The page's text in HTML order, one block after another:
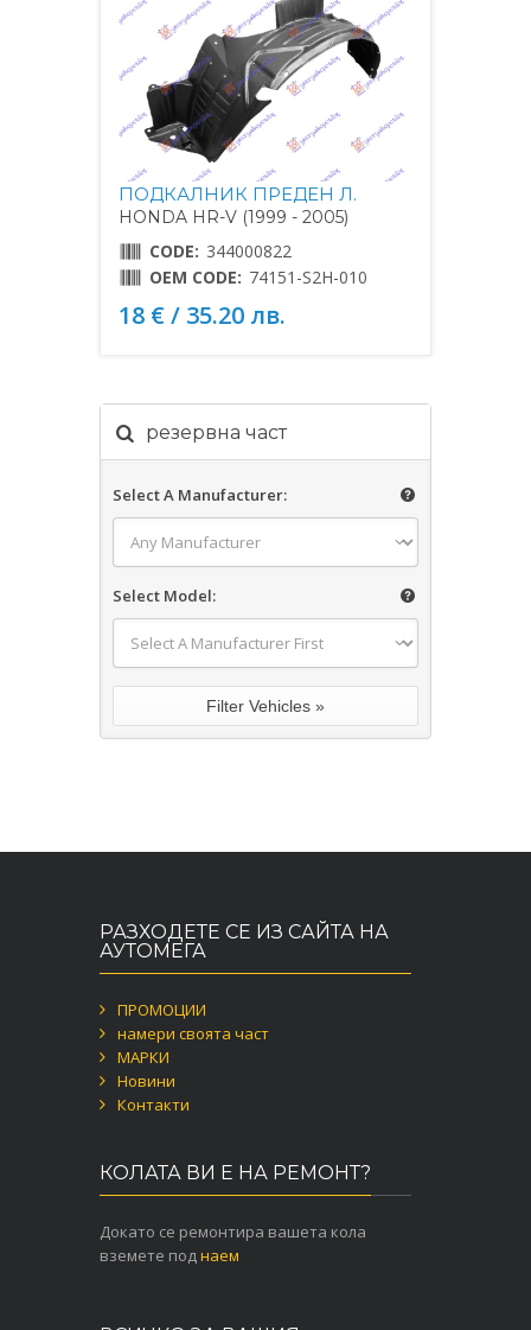
ПОДКАЛНИК ПРЕДЕН Л.
HONDA HR-V (1999 - 2005)
CODE: 344000822
OEM CODE: 74151-S2H-010
18 € / 35.20 лв.
резервна част
Select A Manufacturer:
Select Model:
РАЗХОДЕТЕ СЕ ИЗ САЙТА НА
АУТОМЕГА
ПРОМОЦИИ
намери своята част
МАРКИ
Новини
Контакти
КОЛАТА ВИ Е НА РЕМОНТ?
Докато се ремонтира вашета кола
вземете поднаем